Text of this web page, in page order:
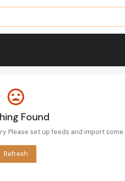
Found
Please set up feeds and import some.
Refresh